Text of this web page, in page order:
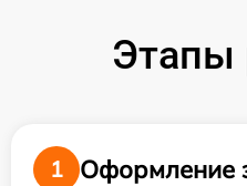
Этапы
1
Оформление